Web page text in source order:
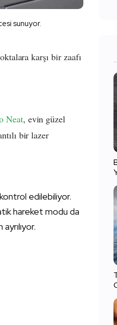
sunuyor.
karşı bir zaafı
Neat, evin güzel
bir lazer
edilebiliyor.
hareket modu da